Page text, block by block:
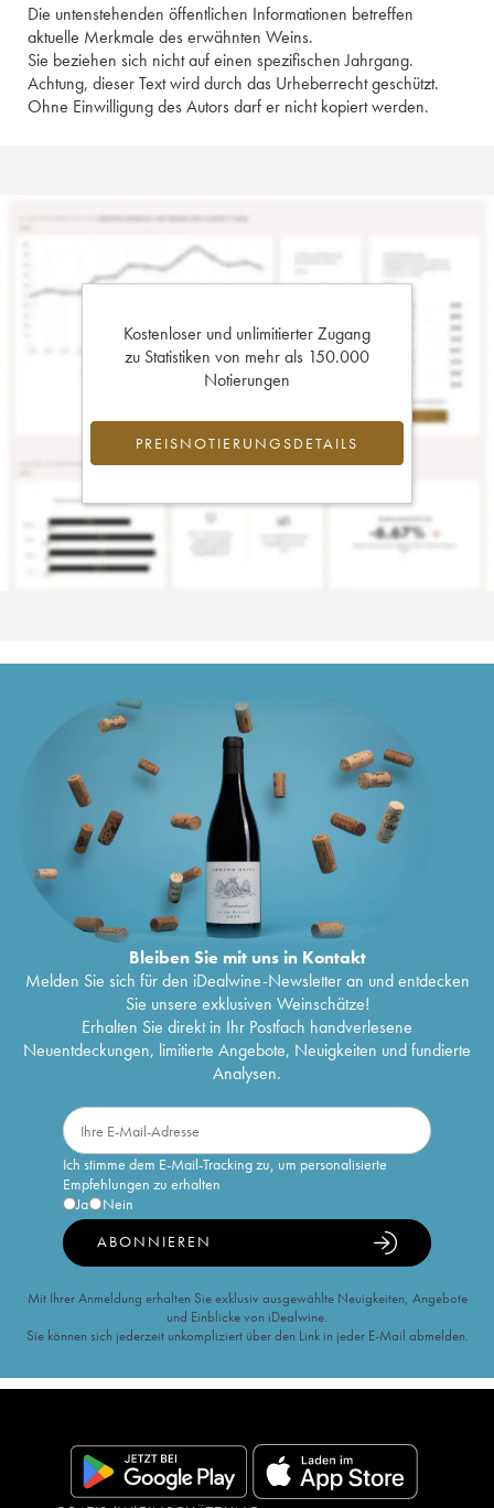
Die untenstehenden öffentlichen Informationen betreffen
aktuelle Merkmale des erwähnten Weins.
Sie beziehen sich nicht auf einen spezifischen Jahrgang.
Achtung, dieser Text wird durch das Urheberrecht geschützt.
Ohne Einwilligung des Autors darf er nicht kopiert werden.
Kostenloser und unlimitierter Zugang
zu Statistiken von mehr als 150.000
Notierungen
PREISNOTIERUNGSDETAILS
Bleiben Sie mit uns in Kontakt
Melden Sie sich für den iDealwine-Newsletter an und entdecken
Sie unsere exklusiven Weinschätze!
Erhalten Sie direkt in Ihr Postfach handverlesene
Neuentdeckungen, limitierte Angebote, Neuigkeiten und fundierte
Analysen.
Ich stimme dem E-Mail-Tracking zu, um personalisierte
Empfehlungen zu erhalten
Ja
Nein
ABONNIEREN
Mit Ihrer Anmeldung erhalten Sie exklusiv ausgewählte Neuigkeiten, Angebote
und Einblicke von iDealwine.
Sie können sich jederzeit unkompliziert über den Link in jeder E-Mail abmelden.